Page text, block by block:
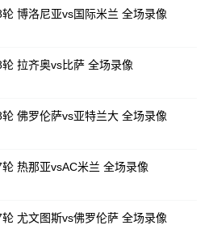
博洛尼亚vs国际米兰 全场录像
拉齐奥vs比萨 全场录像
佛罗伦萨vs亚特兰大 全场录像
热那亚vsAC米兰 全场录像
尤文图斯vs佛罗伦萨 全场录像